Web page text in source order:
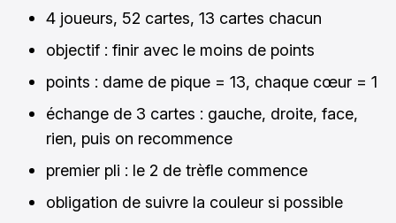
4 joueurs, 52 cartes, 13 cartes chacun
objectif : finir avec le moins de points
points : dame de pique = 13, chaque cœur = 1
échange de 3 cartes : gauche, droite, face,
rien, puis on recommence
premier pli : le 2 de trèfle commence
obligation de suivre la couleur si possible